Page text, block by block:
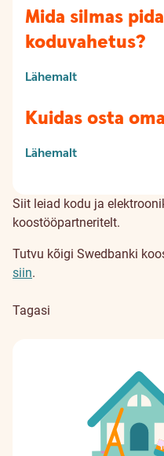
Mida silmas
koduvahetus?
Lähemalt
Kuidas osta
Lähemalt
Siit leiad kodu ja
koostööpartneritelt.
Tutvu kõigi Swedbanki
siin.
Tagasi